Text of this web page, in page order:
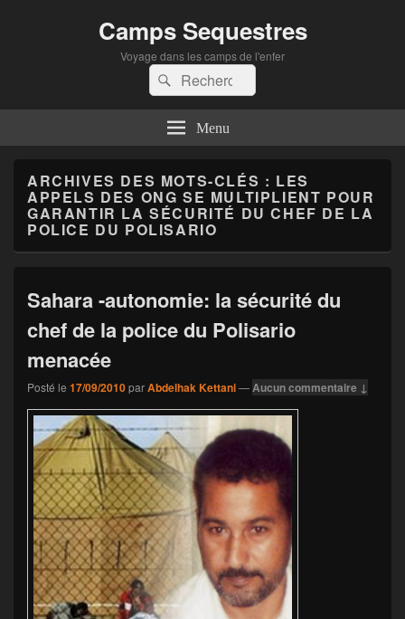
Camps Sequestres
Voyage dans les camps de l'enfer
Recherche :
Rechercher
Menu
ARCHIVES DES MOTS-CLÉS : LES
APPELS DES ONG SE MULTIPLIENT POUR
GARANTIR LA SÉCURITÉ DU CHEF DE LA
POLICE DU POLISARIO
Sahara -autonomie: la sécurité du
chef de la police du Polisario
menacée
Posté le 17/09/2010parAbdelhak Kettani—Aucun commentaire ↓